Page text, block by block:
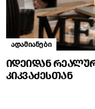
ადამიანები
იდეიდან
კიკვაძესთან